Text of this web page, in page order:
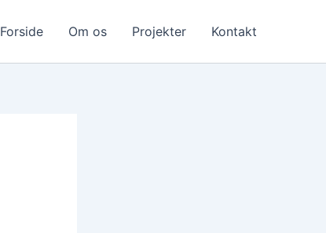
Forside Om os Projekter Kontakt